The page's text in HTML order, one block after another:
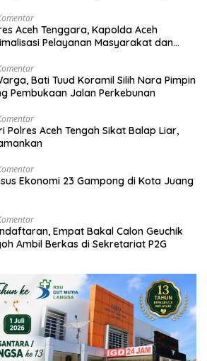
Aceh Tenggara, Kapolda Aceh
Pelayanan Masyarakat dan
Bati Tuud Koramil Silih Nara Pimpin
Pembukaan Jalan Perkebunan
Polres Aceh Tengah Sikat Balap Liar,
Ekonomi 23 Gampong di Kota Juang
Empat Bakal Calon Geuchik
Ambil Berkas di Sekretariat P2G